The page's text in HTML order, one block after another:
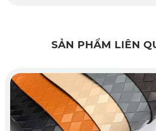
2.5 Xăng Cao Cấp 2024 không chỉ giúp tăng
mong muốn từ mặt đường, mang lại không
dễ chịu.
SẢN PHẨM LIÊN